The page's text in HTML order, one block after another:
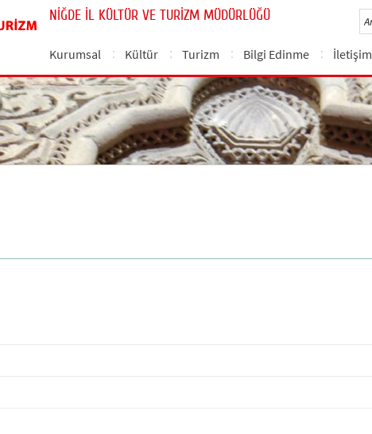
NİĞDE İL KÜLTÜR VE TURİZM MÜDÜRLÜĞÜ
Kurumsal Kültür Turizm Bilgi Edinme İletişim